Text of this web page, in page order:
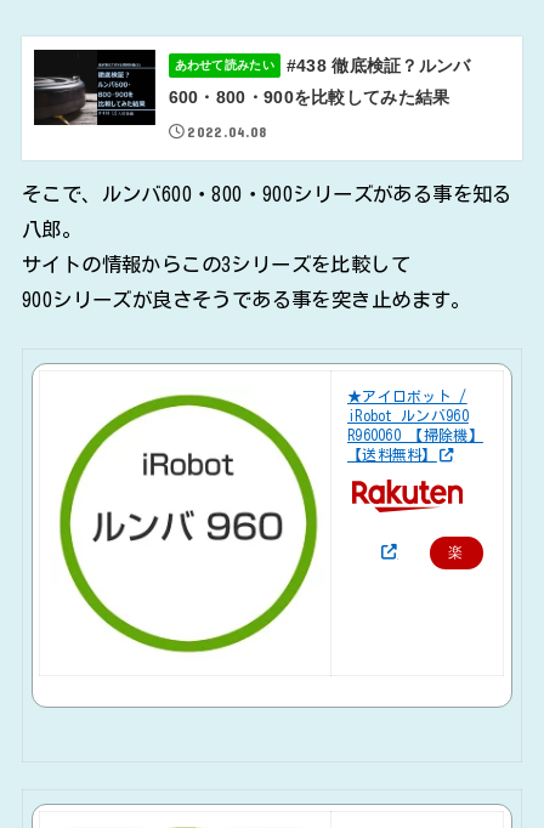
あわせて読みたい
#438 徹底検証？ルンバ
600・800・900を比較してみた結果
2022.04.08
そこで、ルンバ600・800・900シリーズがある事を知る
八郎。
サイトの情報からこの3シリーズを比較して
900シリーズが良さそうである事を突き止めます。
★アイロボット /
iRobot ルンバ960
R960060 【掃除機】
【送料無料】
楽